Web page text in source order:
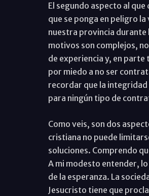
El segundo aspecto al
que se ponga en peligro
nuestra provincia durante
motivos son complejos,
de experiencia y, en parte
por miedo a no ser
recordar que la integridad
para ningún tipo de
Como veis, son dos
cristiana no puede
soluciones. Comprendo
A mi modesto entender,
de la esperanza. La
Jesucristo tiene que